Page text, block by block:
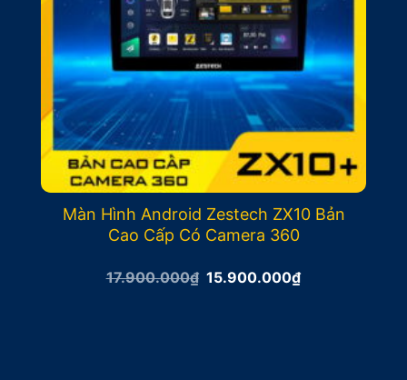
Màn Hình Android Zestech ZX10 Bản
Cao Cấp Có Camera 360
17.900.000₫ Giá
15.900.000₫Giá